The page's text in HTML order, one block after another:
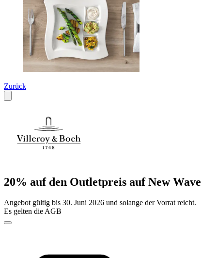
Zurück
20% auf den Outletpreis auf New Wave
Angebot gültig bis 30. Juni 2026 und solange der Vorrat reicht.
Es gelten die AGB